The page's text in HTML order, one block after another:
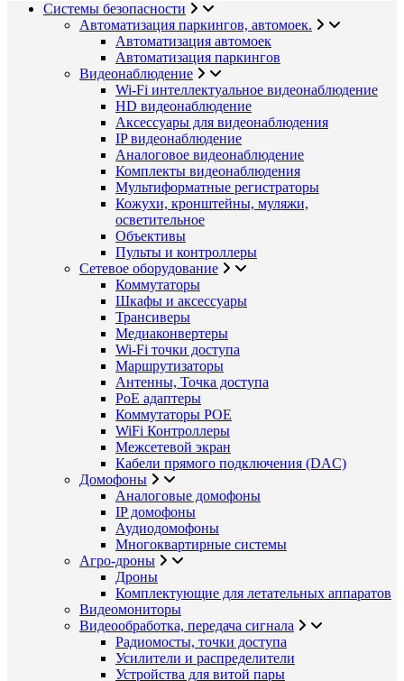
Системы безопасности
Автоматизация паркингов, автомоек.
Автоматизация автомоек
Автоматизация паркингов
Видеонаблюдение
Wi-Fi интеллектуальное видеонаблюдение
HD видеонаблюдение
Аксессуары для видеонаблюдения
IP видеонаблюдение
Аналоговое видеонаблюдение
Комплекты видеонаблюдения
Мультиформатные регистраторы
Кожухи, кронштейны, муляжи,
осветительное
Объективы
Пульты и контроллеры
Сетевое оборудование
Коммутаторы
Шкафы и аксессуары
Трансиверы
Медиаконвертеры
Wi-Fi точки доступа
Маршрутизаторы
Антенны, Точка доступа
PoE адаптеры
Коммутаторы POE
WiFi Контроллеры
Межсетевой экран
Кабели прямого подключения (DAC)
Домофоны
Аналоговые домофоны
IP домофоны
Аудиодомофоны
Многоквартирные системы
Агро-дроны
Дроны
Комплектующие для летательных аппаратов
Видеомониторы
Видеообработка, передача сигнала
Радиомосты, точки доступа
Усилители и распределители
Устройства для витой пары